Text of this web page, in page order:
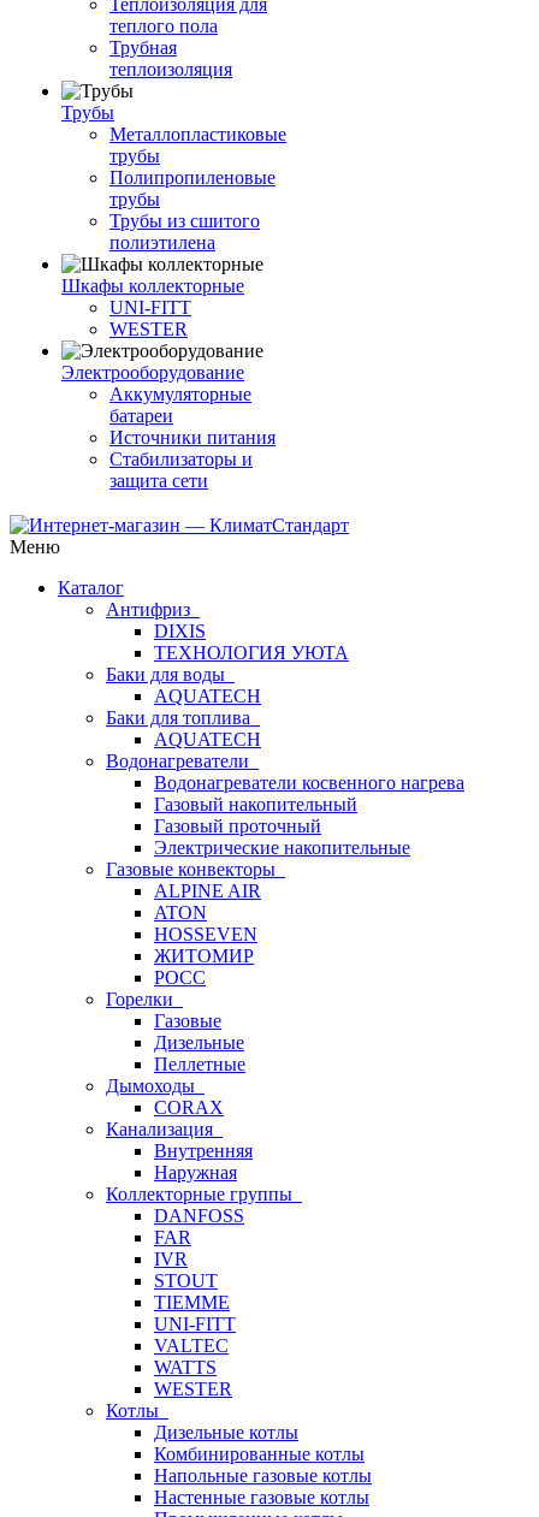
Теплоизоляция для
теплого пола
Трубная
теплоизоляция
Трубы
Металлопластиковые
трубы
Полипропиленовые
трубы
Трубы из сшитого
полиэтилена
Шкафы коллекторные
UNI-FITT
WESTER
Электрооборудование
Аккумуляторные
батареи
Источники питания
Стабилизаторы и
защита сети
Меню
Каталог
Антифриз
DIXIS
ТЕХНОЛОГИЯ УЮТА
Баки для воды
AQUATECH
Баки для топлива
AQUATECH
Водонагреватели
Водонагреватели косвенного нагрева
Газовый накопительный
Газовый проточный
Электрические накопительные
Газовые конвекторы
ALPINE AIR
ATON
HOSSEVEN
ЖИТОМИР
РОСС
Горелки
Газовые
Дизельные
Пеллетные
Дымоходы
CORAX
Канализация
Внутренняя
Наружная
Коллекторные группы
DANFOSS
FAR
IVR
STOUT
TIEMME
UNI-FITT
VALTEC
WATTS
WESTER
Котлы
Дизельные котлы
Комбинированные котлы
Напольные газовые котлы
Настенные газовые котлы